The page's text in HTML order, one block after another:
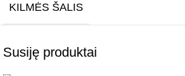
KILMĖS ŠALIS
Susiję produktai